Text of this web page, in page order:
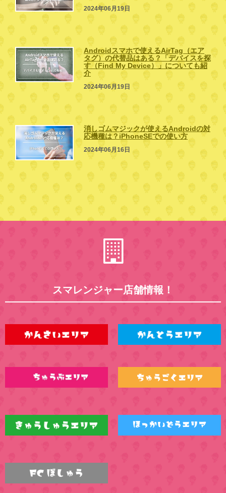
2024年06月19日
Androidスマホで使えるAirTag（エア
タグ）の代替品はある？「デバイスを探
す（Find My Device）」についても紹
介
2024年06月19日
消しゴムマジックが使えるAndroidの対
応機種は？iPhoneSEでの使い方
2024年06月16日
スマレンジャー店舗情報！